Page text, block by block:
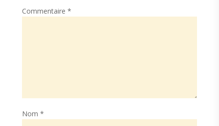
Commentaire *
Nom *